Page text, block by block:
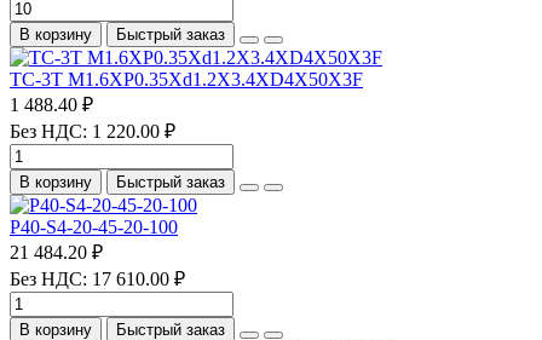
В корзину Быстрый заказ
TC-3T M1.6XP0.35Xd1.2X3.4XD4X50X3F
1 488.40 ₽
Без НДС: 1 220.00 ₽
В корзину Быстрый заказ
P40-S4-20-45-20-100
21 484.20 ₽
Без НДС: 17 610.00 ₽
В корзину Быстрый заказ